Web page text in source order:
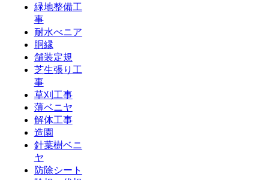
緑地整備工
事
耐水べニア
胴縁
舗装定規
芝生張り工
事
草刈工事
薄ベニヤ
解体工事
造園
針葉樹ベニ
ヤ
防除シート